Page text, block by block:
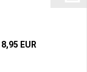
8,95 EUR